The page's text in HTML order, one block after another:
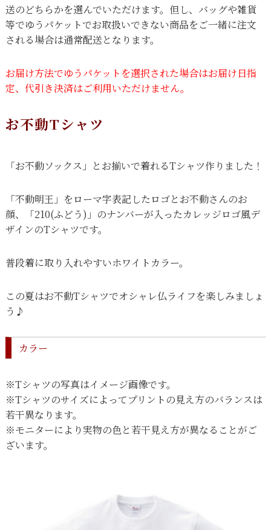
送のどちらかを選んでいただけます。但し、バッグや雑貨
等でゆうパケットでお取扱いできない商品をご一緒に注文
される場合は通常配送となります。
お届け方法でゆうパケットを選択された場合はお届け日指
定、代引き決済はご利用いただけません。
お不動Tシャツ
「お不動ソックス」 とお揃いで着れるTシャツ作りました！
「不動明王」をローマ字表記したロゴとお不動さんのお
顔、「210(ふどう)」のナンバーが入ったカレッジロゴ風デ
ザインのTシャツです。
普段着に取り入れやすいホワイトカラー。
この夏はお不動Tシャツでオシャレ仏ライフを楽しみましょ
う♪
カラー
※Tシャツの写真はイメージ画像です。
※Tシャツのサイズによってプリントの見え方のバランスは
若干異なります。
※モニターにより実物の色と若干見え方が異なることがご
ざいます。